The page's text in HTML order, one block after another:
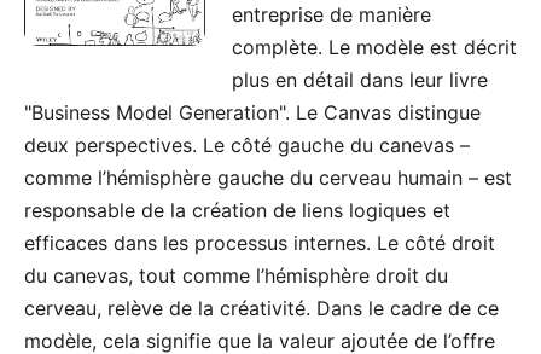
entreprise de manière
complète. Le modèle est décrit
plus en détail dans leur livre
"Business Model Generation". Le Canvas distingue
deux perspectives. Le côté gauche du canevas –
comme l’hémisphère gauche du cerveau humain – est
responsable de la création de liens logiques et
efficaces dans les processus internes. Le côté droit
du canevas, tout comme l’hémisphère droit du
cerveau, relève de la créativité. Dans le cadre de ce
modèle, cela signifie que la valeur ajoutée de l’offre